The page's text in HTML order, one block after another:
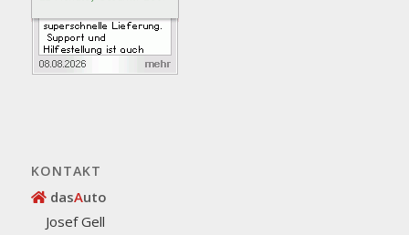
KONTAKT
dasAuto
Josef Gell